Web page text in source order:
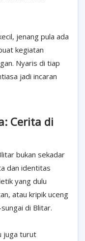
jenang pula ada
kegiatan
Nyaris di tiap
jadi incaran
Cerita di
bukan sekadar
dan identitas
yang dulu
atau kripik uceng
di Blitar.
juga turut